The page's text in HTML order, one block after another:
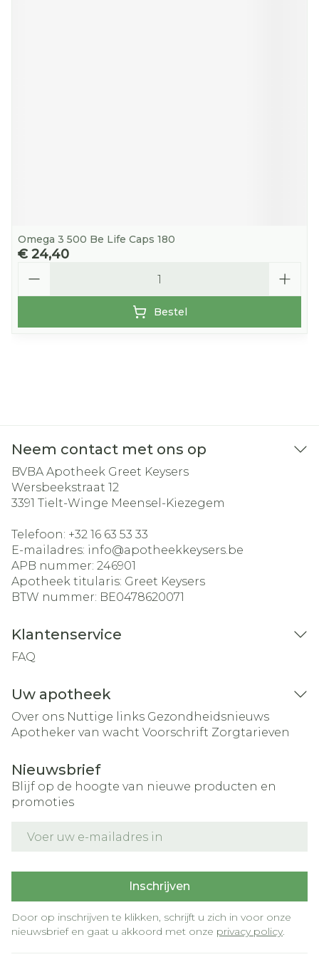
Omega 3 500 Be Life Caps 180
€ 24,40
Bestel
Neem contact met ons op
BVBA Apotheek Greet Keysers
Wersbeekstraat 12
3391 Tielt-Winge Meensel-Kiezegem
Telefoon: +32 16 63 53 33
E-mailadres: info@apotheekkeysers.be
APB nummer: 246901
Apotheek titularis: Greet Keysers
BTW nummer: BE0478620071
Klantenservice
FAQ
Uw apotheek
Over ons Nuttige links Gezondheidsnieuws
Apotheker van wacht Voorschrift Zorgtarieven
Nieuwsbrief
Blijf op de hoogte van nieuwe producten en
promoties
Inschrijven
Door op inschrijven te klikken, schrijft u zich in voor onze
nieuwsbrief en gaat u akkoord met onze privacy policy.